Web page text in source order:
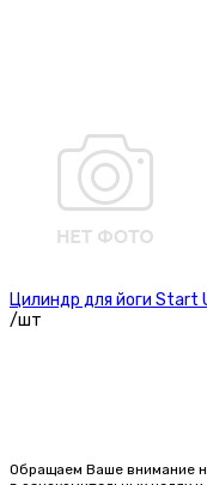
Цилиндр для йоги Start
/шт
Обращаем Ваше внимание